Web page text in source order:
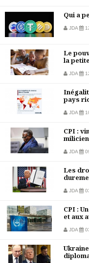
Qui a
JDA
Le
la
JDA
pays
JDA
CPI :
JDA
Les
JDA
CPI :
et aux
JDA